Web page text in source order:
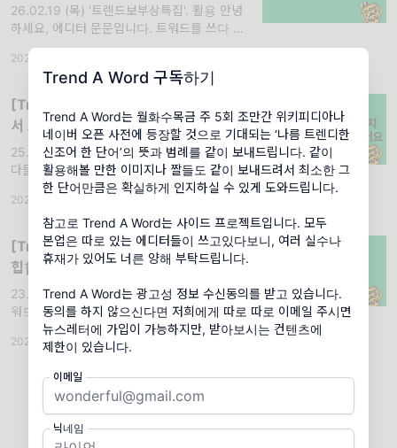
Trend A Word 구독하기
Trend A Word는 월화수목금 주 5회 조만간 위키피디아나
네이버 오픈 사전에 등장할 것으로 기대되는 ‘나름 트렌디한
신조어 한 단어’의 뜻과 범례를 같이 보내드립니다. 같이
활용해볼 만한 이미지나 짤들도 같이 보내드려서 최소한 그
한 단어만큼은 확실하게 인지하실 수 있게 도와드립니다.
참고로 Trend A Word는 사이드 프로젝트입니다. 모두
본업은 따로 있는 에디터들이 쓰고있다보니, 여러 실수나
휴재가 있어도 너른 양해 부탁드립니다.
Trend A Word는 광고성 정보 수신동의를 받고 있습니다.
동의를 하지 않으신다면 저희에게 따로 따로 이메일 주시면
뉴스레터에 가입이 가능하지만, 받아보시는 컨텐츠에
제한이 있습니다.
이메일
닉네임
26.02.19 (목) '트렌드보부상특집'. 활용 안녕
하세요, 에디터 문문입니다. 트워드를 쓰다 보
면 어느정도 유행일 때
2026.02.19
[Trend A Word #404] 엄마가 모르셔
서 그렇지 요즘은 다들 트워드 구독해요
25.05.27 (화) '엄마가모르셔서그렇지요즘은
다들이렇게입어요'. 용례 1. 엄마가 모르셔서 그
렇지 요즘 애들은 다 라부부 사요! 김 OO 씨
2025.05.27
[Trend A Word #246] 2023년 한국
힙합 최고 밈이라고 들음. 전화해
23.09.12 (화) '들음전화해'. 용례 1. 트렌드어
워드 구독자 1만 명 됐다고 들음, 전화해. 박
OO 씨
2023.09.12 · 조회 15.3K